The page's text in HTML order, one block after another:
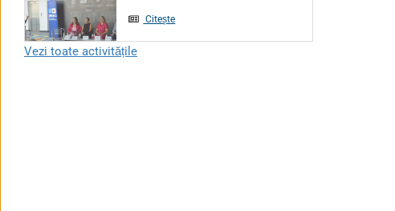
Citește
Vezi toate activitățile